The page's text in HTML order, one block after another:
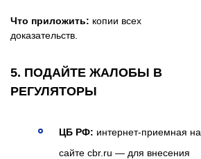
Что приложить: копии всех
доказательств.
5. ПОДАЙТЕ ЖАЛОБЫ В
РЕГУЛЯТОРЫ
ЦБ РФ: интернет-приемная на
сайте cbr.ru — для внесения